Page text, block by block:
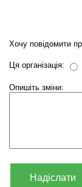
Хочу повідомити
Ця організація:
Опишіть зміни:
Надіслати